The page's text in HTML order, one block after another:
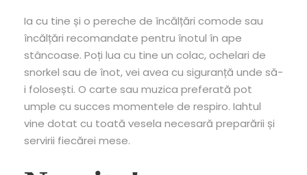
Ia cu tine și o pereche de încălțări comode sau
încălțări recomandate pentru înotul în ape
stâncoase. Poți lua cu tine un colac, ochelari de
snorkel sau de înot, vei avea cu siguranță unde să-
i folosești. O carte sau muzica preferată pot
umple cu succes momentele de respiro. Iahtul
vine dotat cu toată vesela necesară preparării și
servirii fiecărei mese.